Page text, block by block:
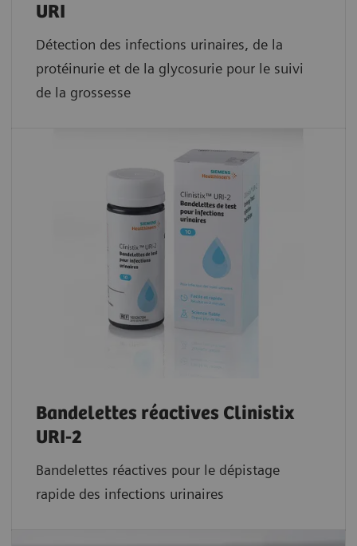
URI
Détection des infections urinaires, de la
protéinurie et de la glycosurie pour le suivi
de la grossesse
Bandelettes réactives Clinistix
URI-2
Bandelettes réactives pour le dépistage
rapide des infections urinaires